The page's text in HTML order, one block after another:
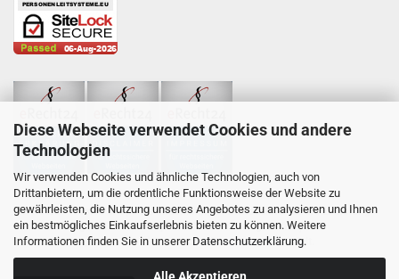
Diese Webseite verwendet Cookies und andere
Technologien
Wir verwenden Cookies und ähnliche Technologien, auch von
Drittanbietern, um die ordentliche Funktionsweise der Website zu
gewährleisten, die Nutzung unseres Angebotes zu analysieren und Ihnen
ein bestmögliches Einkaufserlebnis bieten zu können. Weitere
Informationen finden Sie in unserer Datenschutzerklärung.
Wir nutzen Trusted Shops als unabhängigen Dienstleister für die Einholung
von Bewertungen.Trusted Shops hat Maßnahmen getroffen, um
sicherzustellen, dass es es sich um echte Bewertungen handelt.